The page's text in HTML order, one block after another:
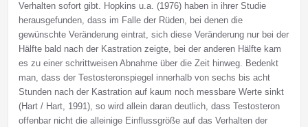
Verhalten sofort gibt. Hopkins u.a. (1976) haben in ihrer Studie
herausgefunden, dass im Falle der Rüden, bei denen die
gewünschte Veränderung eintrat, sich diese Veränderung nur bei der
Hälfte bald nach der Kastration zeigte, bei der anderen Hälfte kam
es zu einer schrittweisen Abnahme über die Zeit hinweg. Bedenkt
man, dass der Testosteronspiegel innerhalb von sechs bis acht
Stunden nach der Kastration auf kaum noch messbare Werte sinkt
(Hart / Hart, 1991), so wird allein daran deutlich, dass Testosteron
offenbar nicht die alleinige Einflussgröße auf das Verhalten der